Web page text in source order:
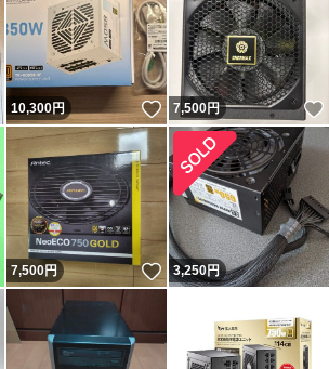
いいね！
10,300円 いいね！
7,500円
7,500円 いいね！
3,250円